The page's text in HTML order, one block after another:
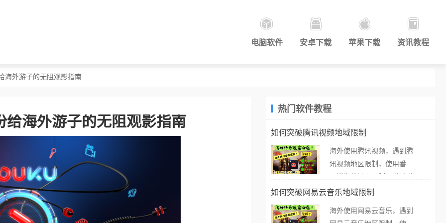
电脑软件 安卓下载 苹果下载 资讯教程
海外游子的无阻观影指南
海外游子的无阻观影指南
热门软件教程
如何突破腾讯视频地域限制
海外使用腾讯视频，遇到腾
讯视频地区限制，使用番茄
外打开腾讯视频，却突然弹
地区无法播放”的提示语。
如何突破网易云音乐地域限制
海外使用网易云音乐，遇到